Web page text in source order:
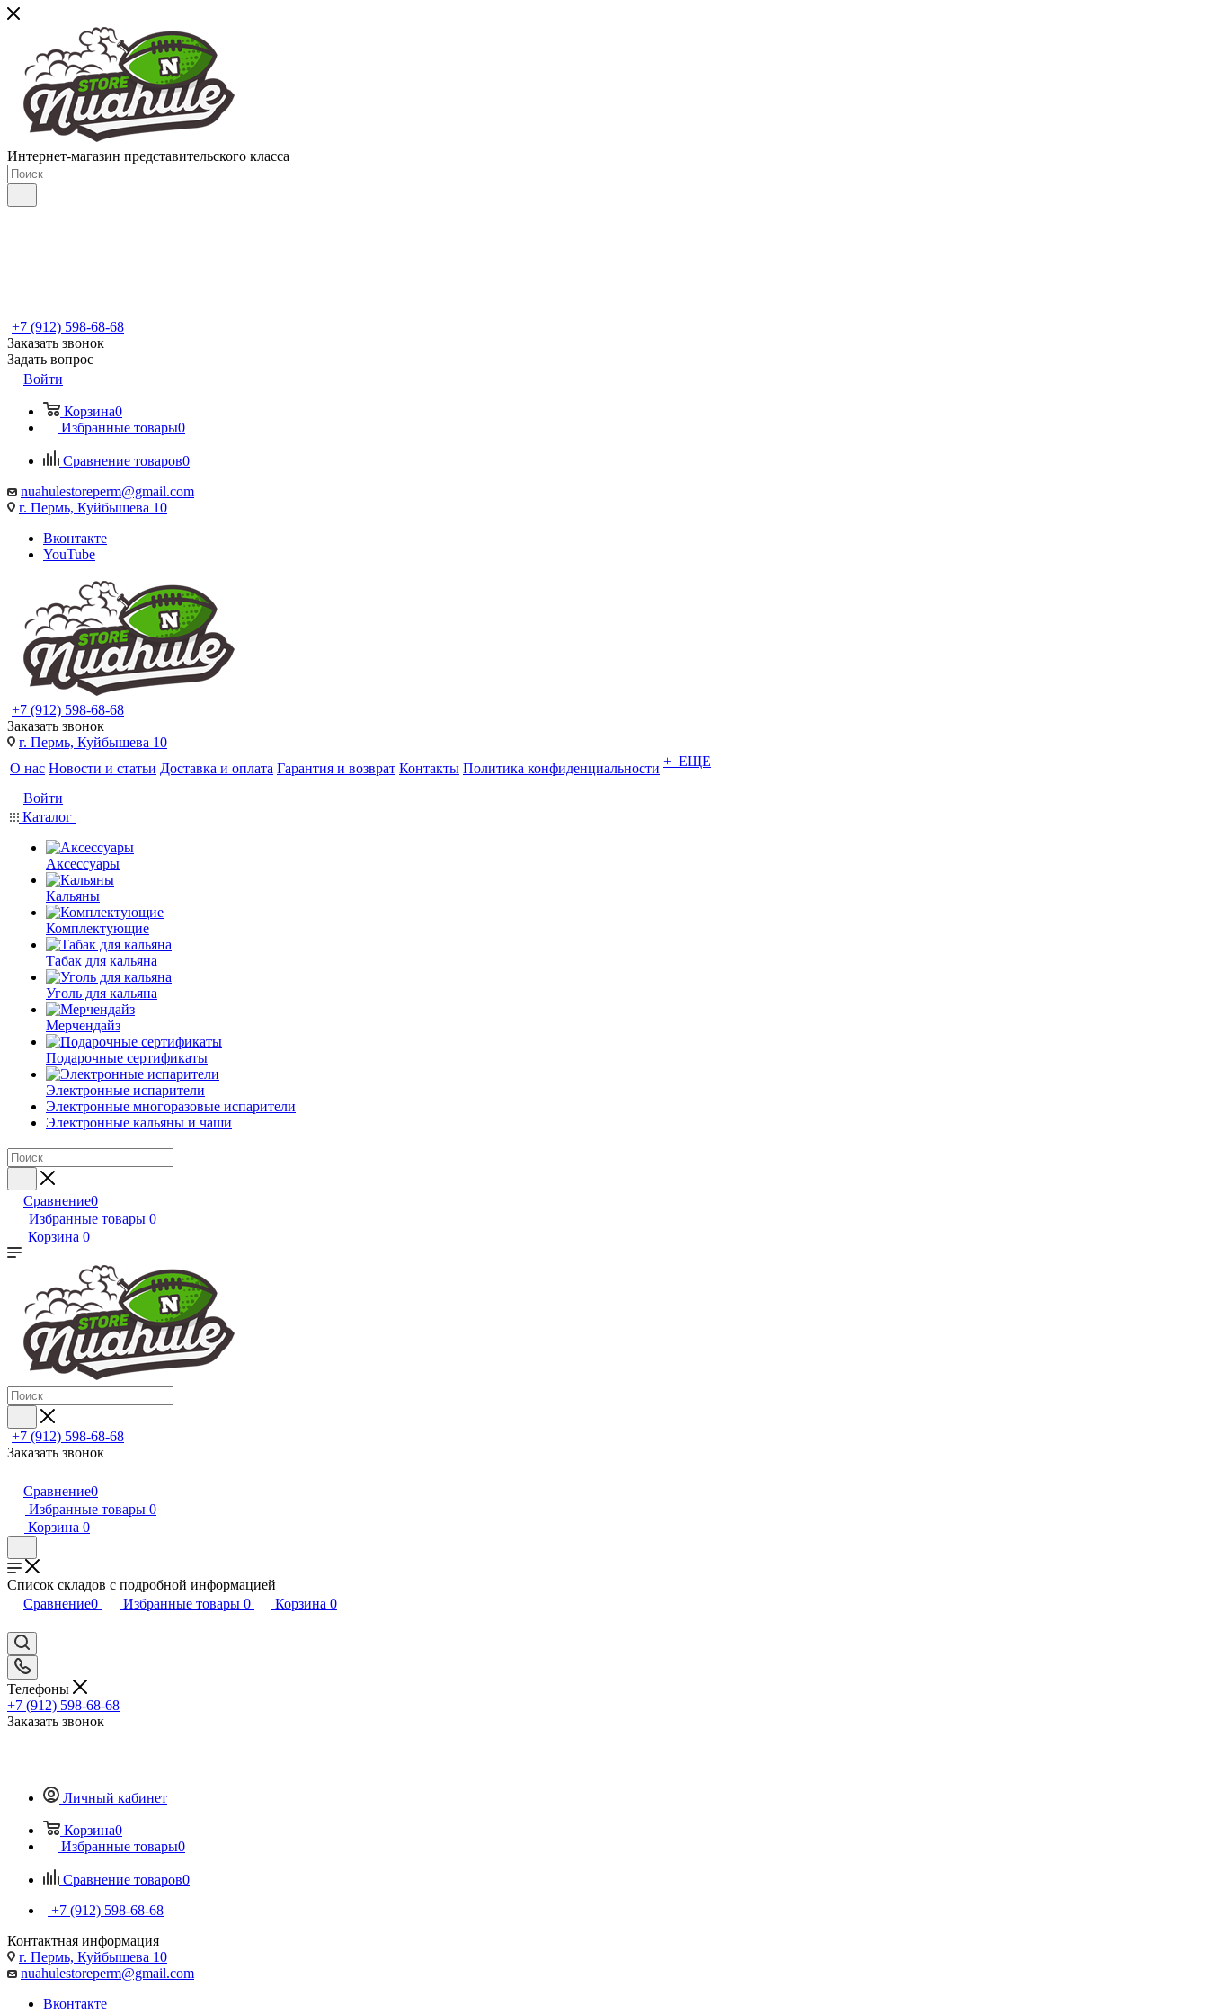
Интернет-магазин представительского класса
+7 (912) 598-68-68
Заказать звонок
Задать вопрос
Войти
Корзина0
Избранные товары0
Сравнение товаров0
nuahulestoreperm@gmail.com
г. Пермь, Куйбышева 10
Вконтакте
YouTube
+7 (912) 598-68-68
Заказать звонок
г. Пермь, Куйбышева 10
О нас Новости и статьи Доставка и оплата Гарантия и возврат Контакты Политика конфиденциальности + ЕЩЕ
Войти
Каталог
Аксессуары
Кальяны
Комплектующие
Табак для кальяна
Уголь для кальяна
Мерчендайз
Подарочные сертификаты
Электронные испарители
Электронные многоразовые испарители
Электронные кальяны и чаши
Сравнение0
Избранные товары 0
Корзина 0
+7 (912) 598-68-68
Заказать звонок
Сравнение0
Избранные товары 0
Корзина 0
Список складов с подробной информацией
Сравнение0 Избранные товары 0 Корзина 0
Телефоны
+7 (912) 598-68-68
Заказать звонок
Личный кабинет
Корзина0
Избранные товары0
Сравнение товаров0
+7 (912) 598-68-68
Контактная информация
г. Пермь, Куйбышева 10
nuahulestoreperm@gmail.com
Вконтакте